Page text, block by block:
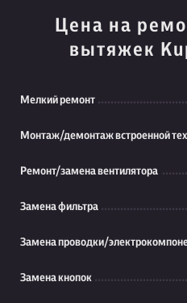
Цена на
вытяжек
Мелкий ремонт
Монтаж/демонтаж встроенной
Ремонт/замена вентилятора
Замена фильтра
Замена проводки/
Замена кнопок